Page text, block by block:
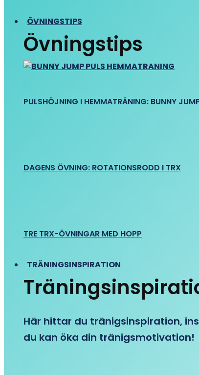
ÖVNINGSTIPS
Övningstips
PULSHÖJNING I HEMMATRÄNING: BUNNY
DAGENS ÖVNING: ROTATIONSRODD I TRX
TRE TRX-ÖVNINGAR MED HOPP
TRÄNINGSINSPIRATION
Här hittar du tränigsinspiration,
du kan öka din tränigsmotivation!